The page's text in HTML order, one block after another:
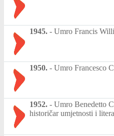
1945. - Umro Francis
1950. - Umro Francesco
1952. - Umro Benedetto
historičar umjetnosti i